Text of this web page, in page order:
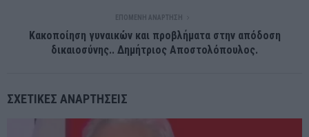
ΕΠΌΜΕΝΗ ΑΝΆΡΤΗΣΗ
Κακοποίηση γυναικών και προβλήματα στην απόδοση
δικαιοσύνης.. Δημήτριος Αποστολόπουλος.
ΣΧΕΤΙΚΈΣ ΑΝΑΡΤΉΣΕΙΣ